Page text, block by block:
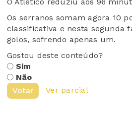
Os serranos somam agora 10
classificativa e nesta segunda
golos, sofrendo apenas um.
Gostou deste conteúdo?
Sim
Não
Votar
Ver parcial